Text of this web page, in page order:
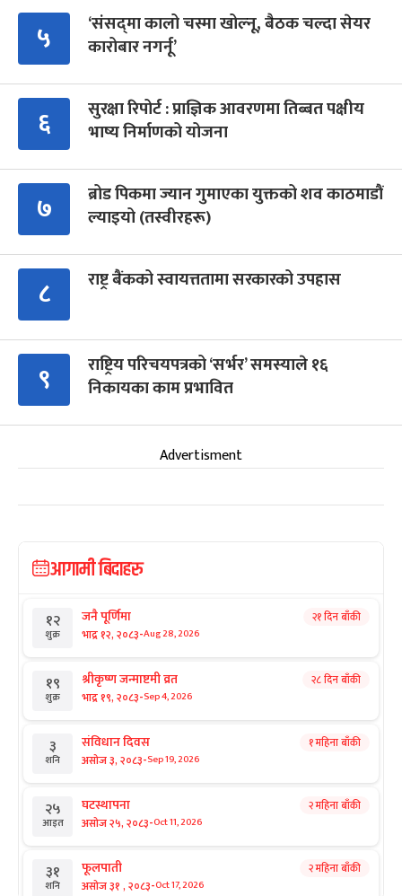
५
‘संसद्‍मा कालो चस्मा खोल्नू, बैठक चल्दा सेयर
कारोबार नगर्नू’
६
सुरक्षा रिपोर्ट : प्राज्ञिक आवरणमा तिब्बत पक्षीय
भाष्य निर्माणको योजना
७
ब्रोड पिकमा ज्यान गुमाएका युक्तको शव काठमाडौं
ल्याइयो (तस्वीरहरू)
८ राष्ट्र बैंकको स्वायत्ततामा सरकारको उपहास
९
राष्ट्रिय परिचयपत्रको ‘सर्भर’ समस्याले १६
निकायका काम प्रभावित
Advertisment
आगामी बिदाहरु
१२
शुक्र
जनै पूर्णिमा
भाद्र १२, २०८३-Aug 28, 2026
२१ दिन बाँकी
१९
शुक्र
श्रीकृष्ण जन्माष्टमी व्रत
भाद्र १९, २०८३-Sep 4, 2026
२८ दिन बाँकी
३
शनि
संविधान दिवस
असोज ३, २०८३-Sep 19, 2026
१ महिना बाँकी
२५
आइत
घटस्थापना
असोज २५, २०८३-Oct 11, 2026
२ महिना बाँकी
३१
शनि
फूलपाती
असोज ३१ , २०८३-Oct 17, 2026
२ महिना बाँकी